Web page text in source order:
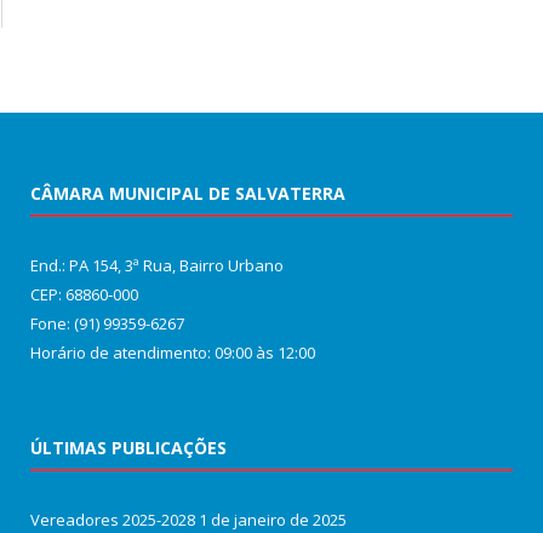
CÂMARA MUNICIPAL DE SALVATERRA
End.: PA 154, 3ª Rua, Bairro Urbano
CEP: 68860‑000
Fone: (91) 99359-6267
Horário de atendimento: 09:00 às 12:00
ÚLTIMAS PUBLICAÇÕES
Vereadores 2025-2028 1 de janeiro de 2025